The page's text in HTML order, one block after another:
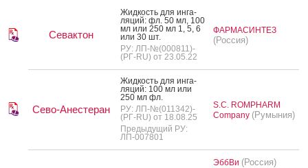
Севактон
Жид­кость для ин­га­
ляций: фл. 50 мл, 100
мл или 250 мл 1, 5, 6
или 30 шт.
РУ: ЛП-№(000811)-
(РГ-RU) от 23.05.22
ФАРМАСИНТЕЗ
(Россия)
Сево-Анестеран
Жид­кость для ин­га­
ляций: 100 мл или
250 мл фл.
РУ: ЛП-№(011342)-
(РГ-RU) от 18.08.25
Предыдущий РУ:
ЛП-007801
S.C. ROMPHARM
Company (Румыния)
ЭббВи (Россия)